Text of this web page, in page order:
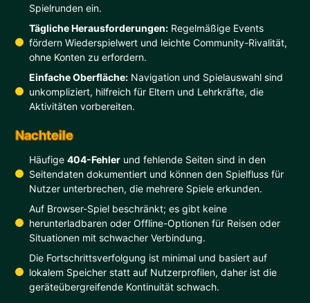
Spielrunden ein.
Tägliche Herausforderungen: Regelmäßige Events
fördern Wiederspielwert und leichte Community-Rivalität,
ohne Konten zu erfordern.
Einfache Oberfläche: Navigation und Spielauswahl sind
unkompliziert, hilfreich für Eltern und Lehrkräfte, die
Aktivitäten vorbereiten.
Nachteile
Häufige404-Fehler und fehlende Seiten sind in den
Seitendaten dokumentiert und können den Spielfluss für
Nutzer unterbrechen, die mehrere Spiele erkunden.
Auf Browser-Spiel beschränkt; es gibt keine
herunterladbaren oder Offline-Optionen für Reisen oder
Situationen mit schwacher Verbindung.
Die Fortschrittsverfolgung ist minimal und basiert auf
lokalem Speicher statt auf Nutzerprofilen, daher ist die
geräteübergreifende Kontinuität schwach.